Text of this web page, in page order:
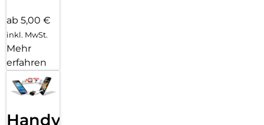
ab 5,00 €
inkl. MwSt.
Mehr
erfahren
Handy